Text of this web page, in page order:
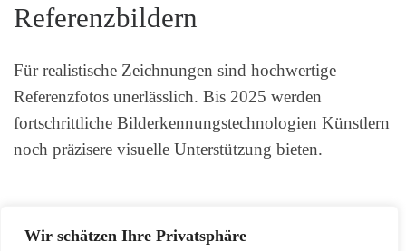
Wir schätzen Ihre Privatsphäre
Referenzbildern
Für realistische Zeichnungen sind hochwertige
Referenzfotos unerlässlich. Bis 2025 werden
fortschrittliche Bilderkennungstechnologien Künstlern
noch präzisere visuelle Unterstützung bieten.